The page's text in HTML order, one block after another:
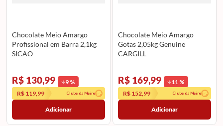
Chocolate Meio Amargo
Profissional em Barra 2,1kg
SICAO
R$ 130,99 9%
R$ 119,99
Clube da Meire
Adicionar
Chocolate Meio Amargo
Gotas 2,05kg Genuine
CARGILL
R$ 169,99 11 %
R$ 152,99
Clube da Meire
Adicionar